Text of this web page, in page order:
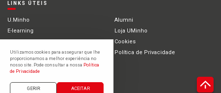
LINKS ÚTEIS
U.Minho
Alumni
E-learning
Loja UMinho
Cookies
Intranet
Política de Privacidade
Estudantes Internacionais
©2021 Universidade do Minho
Utilizamos cookies para assegurar que lhe
proporcionamos a melhor experiência no
nosso site. Pode consultar a nossa Política
de Privacidade
GERIR ACEITAR